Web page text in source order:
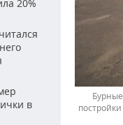
20%
в